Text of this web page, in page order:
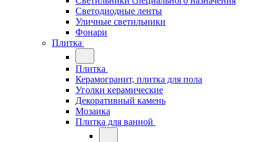
Светодиодные ленты
Уличные светильники
Фонари
Плитка
Плитка
Керамогранит, плитка для пола
Уголки керамические
Декоративный камень
Мозаика
Плитка для ванной